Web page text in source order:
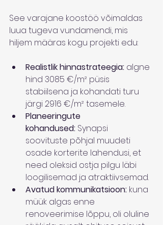
See varajane koostöö võimaldas
luua tugeva vundamendi, mis
hiljem määras kogu projekti edu:
Realistlik hinnastrateegia: algne
hind 3085 €/m² püsis
stabiilsena ja kohandati turu
järgi 2916 €/m² tasemele.
Planeeringute
kohandused: Synapsi
soovituste põhjal muudeti
osade korterite lahendusi, et
need oleksid ostja pilgu läbi
loogilisemad ja atraktiivsemad.
Avatud kommunikatsioon: kuna
müük algas enne
renoveerimise lõppu, oli oluline